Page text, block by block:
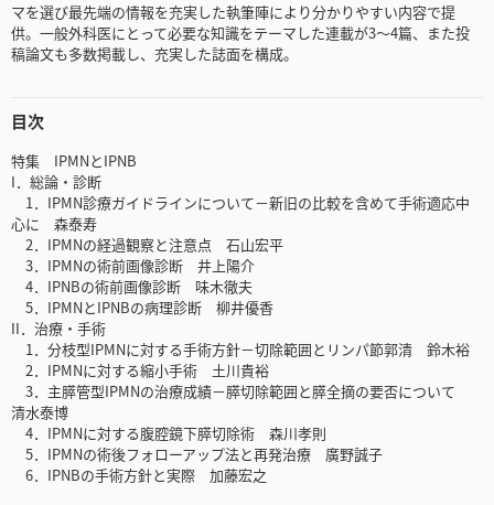
マを選び最先端の情報を充実した執筆陣により分かりやすい内容で提
供。一般外科医にとって必要な知識をテーマした連載が3～4篇、また投
稿論文も多数掲載し、充実した誌面を構成。
目次
特集 IPMNとIPNB
I．総論・診断
1．IPMN診療ガイドラインについて－新旧の比較を含めて手術適応中
心に 森泰寿
2．IPMNの経過観察と注意点 石山宏平
3．IPMNの術前画像診断 井上陽介
4．IPNBの術前画像診断 味木徹夫
5．IPMNとIPNBの病理診断 柳井優香
II．治療・手術
1．分枝型IPMNに対する手術方針－切除範囲とリンパ節郭清 鈴木裕
2．IPMNに対する縮小手術 土川貴裕
3．主膵管型IPMNの治療成績－膵切除範囲と膵全摘の要否について
清水泰博
4．IPMNに対する腹腔鏡下膵切除術 森川孝則
5．IPMNの術後フォローアップ法と再発治療 廣野誠子
6．IPNBの手術方針と実際 加藤宏之